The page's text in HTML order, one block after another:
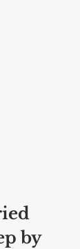
by